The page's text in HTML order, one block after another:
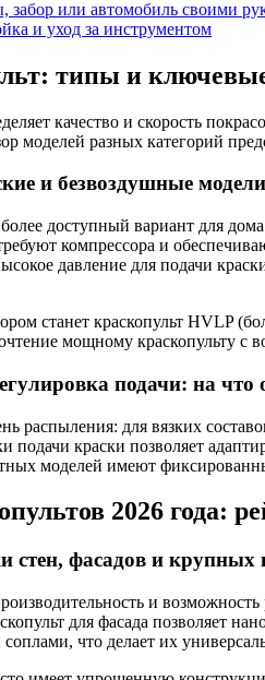
забор или автомобиль своими
и уход за инструментом
типы и
качество и скорость
моделей разных категорий
и безвоздушные
доступный вариант для
компрессора и
давление для подачи
станет краскопульт HVLP
мощному краскопульту с
подачи: на что
распыления: для вязких
подачи краски позволяет
моделей имеют
2026 года:
фасадов и крупных
и
для фасада позволяет
что делает их